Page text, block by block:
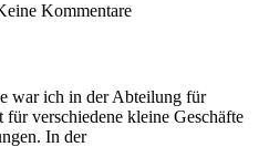
Kommentare
war ich in der Abteilung für
verschiedene kleine Geschäfte
In der